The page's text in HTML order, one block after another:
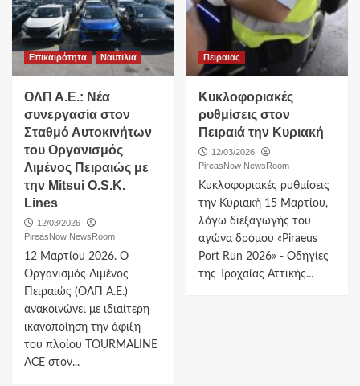
Επικαιρότητα Ναυτιλια
ΟΛΠ Α.Ε.: Νέα
συνεργασία στον
Σταθμό Αυτοκινήτων
του Οργανισμός
Λιμένος Πειραιώς με
την Mitsui O.S.K.
Lines
12/03/2026
PireasNow NewsRoom
12 Μαρτίου 2026. Ο
Οργανισμός Λιμένος
Πειραιώς (ΟΛΠ Α.Ε.)
ανακοινώνει με ιδιαίτερη
ικανοποίηση την άφιξη
του πλοίου TOURMALINE
ACE στον...
Πειραιας
Κυκλοφοριακές
ρυθμίσεις στον
Πειραιά την Κυριακή
12/03/2026
PireasNow NewsRoom
Κυκλοφοριακές ρυθμίσεις
την Κυριακή 15 Μαρτίου,
λόγω διεξαγωγής του
αγώνα δρόμου «Piraeus
Port Run 2026» - Οδηγίες
της Τροχαίας Αττικής...